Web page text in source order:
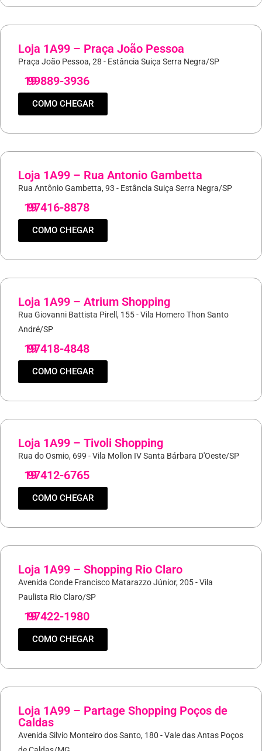
Loja 1A99 – Praça João Pessoa
Praça João Pessoa, 28 - Estância Suiça Serra Negra/SP
19
99889-3936
COMO CHEGAR
Loja 1A99 – Rua Antonio Gambetta
Rua Antônio Gambetta, 93 - Estância Suiça Serra Negra/SP
19
97416-8878
COMO CHEGAR
Loja 1A99 – Atrium Shopping
Rua Giovanni Battista Pirell, 155 - Vila Homero Thon Santo
André/SP
19
97418-4848
COMO CHEGAR
Loja 1A99 – Tivoli Shopping
Rua do Osmio, 699 - Vila Mollon IV Santa Bárbara D'Oeste/SP
19
97412-6765
COMO CHEGAR
Loja 1A99 – Shopping Rio Claro
Avenida Conde Francisco Matarazzo Júnior, 205 - Vila
Paulista Rio Claro/SP
19
97422-1980
COMO CHEGAR
Loja 1A99 – Partage Shopping Poços de
Caldas
Avenida Silvio Monteiro dos Santo, 180 - Vale das Antas Poços